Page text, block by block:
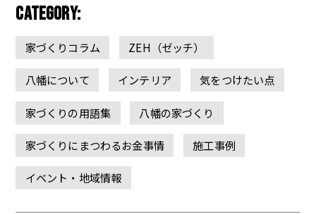
CATEGORY:
家づくりコラム ZEH（ゼッチ）
八幡について インテリア 気をつけたい点
家づくりの用語集 八幡の家づくり
家づくりにまつわるお金事情 施工事例
イベント・地域情報